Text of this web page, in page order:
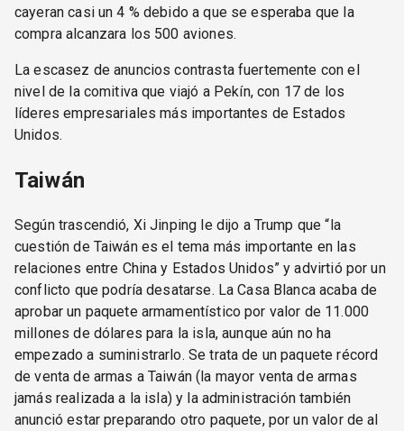
cayeran casi un 4 % debido a que se esperaba que la
compra alcanzara los 500 aviones.
La escasez de anuncios contrasta fuertemente con el
nivel de la comitiva que viajó a Pekín, con 17 de los
líderes empresariales más importantes de Estados
Unidos.
Taiwán
Según trascendió, Xi Jinping le dijo a Trump que “la
cuestión de Taiwán es el tema más importante en las
relaciones entre China y Estados Unidos” y advirtió por un
conflicto que podría desatarse. La Casa Blanca acaba de
aprobar un paquete armamentístico por valor de 11.000
millones de dólares para la isla, aunque aún no ha
empezado a suministrarlo. Se trata de un paquete récord
de venta de armas a Taiwán (la mayor venta de armas
jamás realizada a la isla) y la administración también
anunció estar preparando otro paquete, por un valor de al